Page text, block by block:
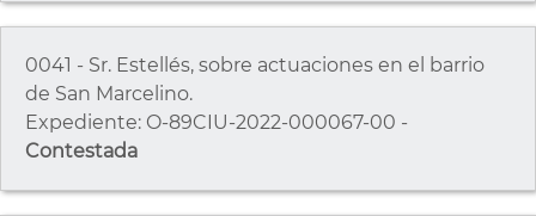
0041 - Sr. Estellés, sobre actuaciones en el barrio
de San Marcelino.
Expediente: O-89CIU-2022-000067-00 -
Contestada